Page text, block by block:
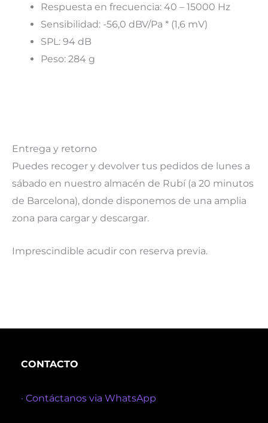
Respuesta en frecuencia: 40 – 15000 Hz
Sensibilidad: -56,0 dBV/Pa * (1,6 mV)
SPL: 94 dB
Peso: 284 g
Entrega y retorno
Puedes recoger y devolver tus pedidos de lunes a
sábado en nuestro almacén de Rubí (a 20 minutos
de Barcelona), donde disponemos de una amplia
zona para cargar y descargar.
Imprescindible acudir con reserva previa.
CONTACTO
· Contáctanos via WhatsApp